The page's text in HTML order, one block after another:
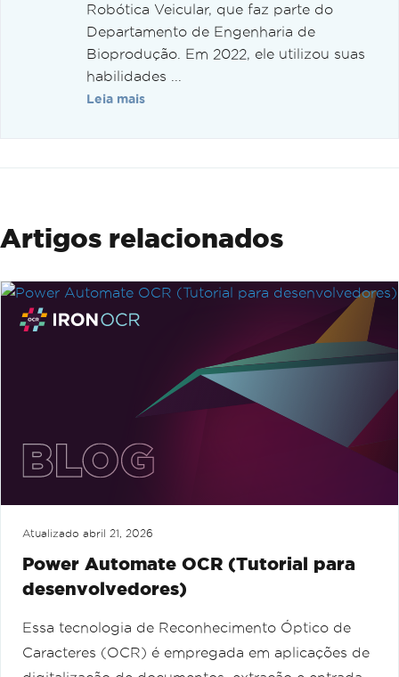
Robótica Veicular, que faz parte do
Departamento de Engenharia de
Bioprodução. Em 2022, ele utilizou suas
habilidades ...
Leia mais
Artigos relacionados
Atualizado abril 21, 2026
Power Automate OCR (Tutorial para
desenvolvedores)
Essa tecnologia de Reconhecimento Óptico de
Caracteres (OCR) é empregada em aplicações de